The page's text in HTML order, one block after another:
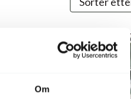
Om